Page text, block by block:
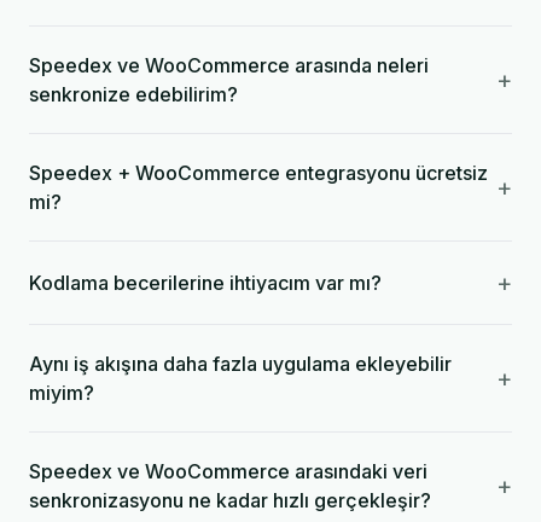
Speedex ve WooCommerce arasında neleri
senkronize edebilirim?
+
Speedex + WooCommerce entegrasyonu ücretsiz
mi?
+
Kodlama becerilerine ihtiyacım var mı? +
Aynı iş akışına daha fazla uygulama ekleyebilir
miyim?
+
Speedex ve WooCommerce arasındaki veri
senkronizasyonu ne kadar hızlı gerçekleşir?
+